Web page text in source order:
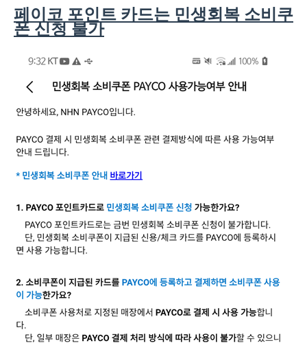
페이코 포인트 카드는 민생회복 소비쿠
폰 신청 불가